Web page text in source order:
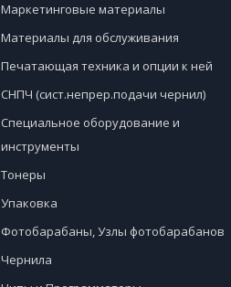
Маркетинговые материалы
Материалы для обслуживания
Печатающая техника и опции к ней
СНПЧ (сист.непрер.подачи чернил)
Специальное оборудование и
инструменты
Тонеры
Упаковка
Фотобарабаны, Узлы фотобарабанов
Чернила